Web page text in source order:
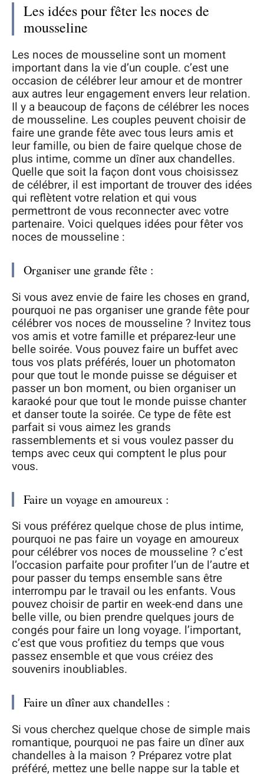
Les idées pour fêter les noces de
mousseline
Les noces de mousseline sont un moment
important dans la vie d’un couple. c’est une
occasion de célébrer leur amour et de montrer
aux autres leur engagement envers leur relation.
Il y a beaucoup de façons de célébrer les noces
de mousseline. Les couples peuvent choisir de
faire une grande fête avec tous leurs amis et
leur famille, ou bien de faire quelque chose de
plus intime, comme un dîner aux chandelles.
Quelle que soit la façon dont vous choisissez
de célébrer, il est important de trouver des idées
qui reflètent votre relation et qui vous
permettront de vous reconnecter avec votre
partenaire. Voici quelques idées pour fêter vos
noces de mousseline :
Organiser une grande fête :
Si vous avez envie de faire les choses en grand,
pourquoi ne pas organiser une grande fête pour
célébrer vos noces de mousseline ? Invitez tous
vos amis et votre famille et préparez-leur une
belle soirée. Vous pouvez faire un buffet avec
tous vos plats préférés, louer un photomaton
pour que tout le monde puisse se déguiser et
passer un bon moment, ou bien organiser un
karaoké pour que tout le monde puisse chanter
et danser toute la soirée. Ce type de fête est
parfait si vous aimez les grands
rassemblements et si vous voulez passer du
temps avec ceux qui comptent le plus pour
vous.
Faire un voyage en amoureux :
Si vous préférez quelque chose de plus intime,
pourquoi ne pas faire un voyage en amoureux
pour célébrer vos noces de mousseline ? c’est
l’occasion parfaite pour profiter l’un de l’autre et
pour passer du temps ensemble sans être
interrompu par le travail ou les enfants. Vous
pouvez choisir de partir en week-end dans une
belle ville, ou bien prendre quelques jours de
congés pour faire un long voyage. l’important,
c’est que vous profitiez du temps que vous
passez ensemble et que vous créiez des
souvenirs inoubliables.
Faire un dîner aux chandelles :
Si vous cherchez quelque chose de simple mais
romantique, pourquoi ne pas faire un dîner aux
chandelles à la maison ? Préparez votre plat
préféré, mettez une belle nappe sur la table et